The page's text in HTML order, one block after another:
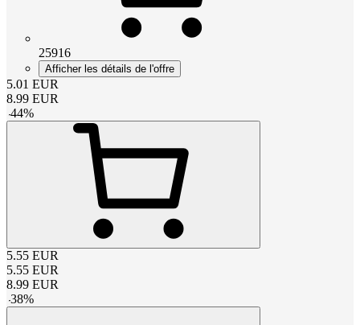
25916
Afficher les détails de l'offre
5.01 EUR
8.99 EUR
-44%
5.55 EUR
5.55 EUR
8.99 EUR
-38%